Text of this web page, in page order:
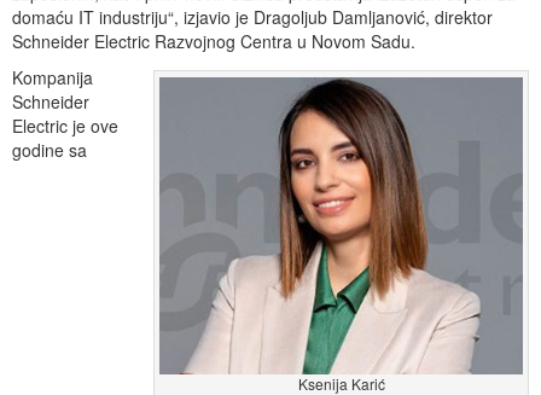
domaću IT industriju“, izjavio je Dragoljub Damljanović, direktor
Schneider Electric Razvojnog Centra u Novom Sadu.
Ksenija Karić
Kompanija
Schneider
Electric je ove
godine sa